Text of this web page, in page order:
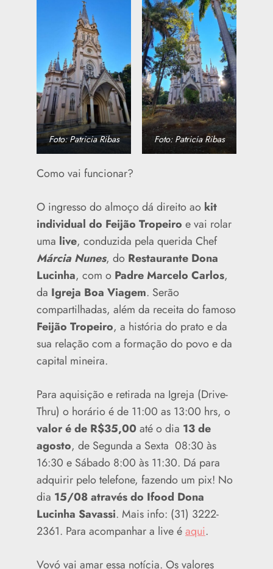
Foto: Patricia Ribas Foto: Patricia Ribas
Como vai funcionar?
O ingresso do almoço dá direito ao kit
individual do Feijão Tropeiro e vai rolar
uma live, conduzida pela querida Chef
Márcia Nunes, do Restaurante Dona
Lucinha, com o Padre Marcelo Carlos,
da Igreja Boa Viagem. Serão
compartilhadas, além da receita do famoso
Feijão Tropeiro, a história do prato e da
sua relação com a formação do povo e da
capital mineira.
Para aquisição e retirada na Igreja (Drive-
Thru) o horário é de 11:00 as 13:00 hrs, o
valor é de R$35,00até o dia 13 de
agosto, de Segunda a Sexta 08:30 às
16:30 e Sábado 8:00 às 11:30. Dá para
adquirir pelo telefone, fazendo um pix! No
dia 15/08 através do Ifood Dona
Lucinha Savassi. Mais info: (31) 3222-
2361. Para acompanhar a live éaqui.
Vovó vai amar essa notícia. Os valores